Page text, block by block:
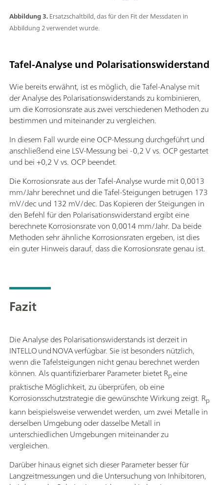
Abbildung 3.Ersatzschaltbild, das für den Fit der Messdaten in
Abbildung 2 verwendet wurde.
Tafel-Analyse und Polarisationswiderstand
Wie bereits erwähnt, ist es möglich, die Tafel-Analyse mit
der Analyse des Polarisationswiderstands zu kombinieren,
um die Korrosionsrate aus zwei verschiedenen Methoden zu
bestimmen und miteinander zu vergleichen.
In diesem Fall wurde eine OCP-Messung durchgeführt und
anschließend eine LSV-Messung bei -0,2 V vs. OCP gestartet
und bei +0,2 V vs. OCP beendet.
Die Korrosionsrate aus der Tafel-Analyse wurde mit 0,0013
mm/Jahr berechnet und die Tafel-Steigungen betrugen 173
mV/dec und 132 mV/dec. Das Kopieren der Steigungen in
den Befehl für den Polarisationswiderstand ergibt eine
berechnete Korrosionsrate von 0,0014 mm/Jahr. Da beide
Methoden sehr ähnliche Korrosionsraten ergeben, ist dies
ein guter Hinweis darauf, dass die Korrosionsrate genau ist.
Fazit
Die Analyse des Polarisationswiderstands ist derzeit in
INTELLO und NOVA verfügbar. Sie ist besonders nützlich,
wenn die Tafelsteigungen nicht genau berechnet werden
können. Als quantifizierbarer Parameter bietet Rpeine
praktische Möglichkeit, zu überprüfen, ob eine
Korrosionsschutzstrategie die gewünschte Wirkung zeigt. Rp
kann beispielsweise verwendet werden, um zwei Metalle in
derselben Umgebung oder dasselbe Metall in
unterschiedlichen Umgebungen miteinander zu
vergleichen.
Darüber hinaus eignet sich dieser Parameter besser für
Langzeitmessungen und die Untersuchung von Inhibitoren,